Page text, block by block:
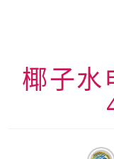
椰子水